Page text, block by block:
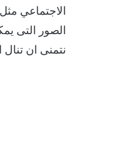
الاجتماعي
الصور التى
نتمنى ان